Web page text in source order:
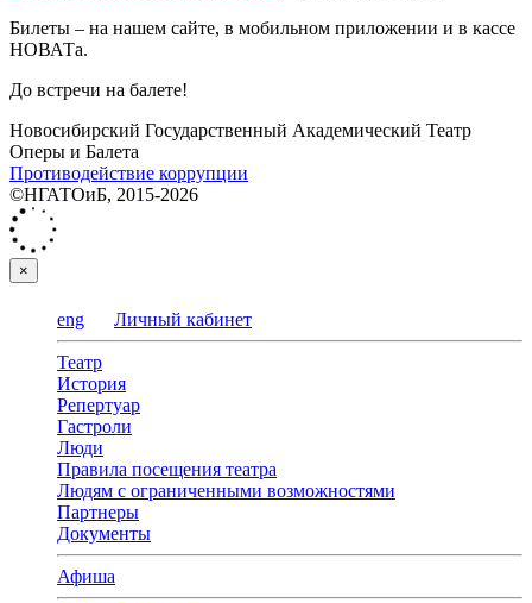
Билеты – на нашем сайте, в мобильном приложении и в кассе
НОВАТа.
До встречи на балете!
Новосибирский Государственный Академический Театр
Оперы и Балета
Противодействие коррупции
©НГАТОиБ, 2015-2026
×
eng Личный кабинет
Театр
История
Репертуар
Гастроли
Люди
Правила посещения театра
Людям с ограниченными возможностями
Партнеры
Документы
Афиша